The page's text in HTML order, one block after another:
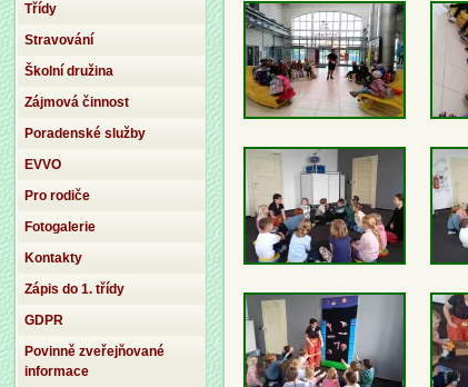
Třídy
Stravování
Školní družina
Zájmová činnost
Poradenské služby
EVVO
Pro rodiče
Fotogalerie
Kontakty
Zápis do 1. třídy
GDPR
Povinně zveřejňované
informace